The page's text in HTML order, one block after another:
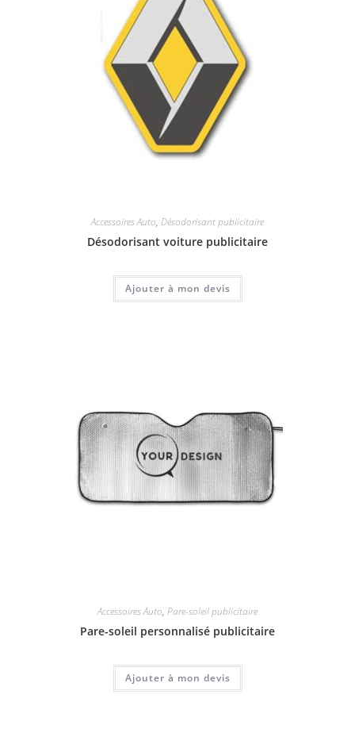
Accessoires Auto, Désodorisant publicitaire
Désodorisant voiture publicitaire
Ajouter à mon devis
Accessoires Auto, Pare-soleil publicitaire
Pare-soleil personnalisé publicitaire
Ajouter à mon devis